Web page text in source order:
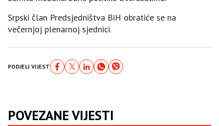
Srpski član Predsjedništva BiH obratiće se na
večernjoj plenarnoj sjednici.
PODJELI VIJEST
POVEZANE VIJESTI